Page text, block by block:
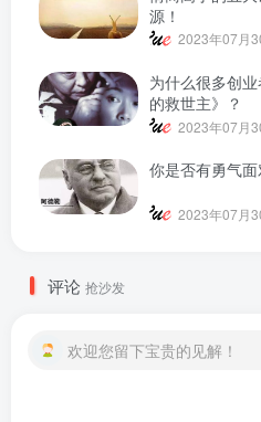
源！
2023年07月
为什么很多创
的救世主》？
2023年07月
你是否有勇气
2023年07月
评论 抢沙发
欢迎您留下宝贵的见解！